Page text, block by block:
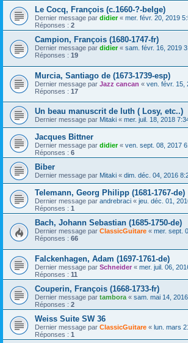
Le Cocq, François (c.1660-?-belge)
Dernier message par didier« mer. févr. 20, 2019
Réponses : 2
Campion, François (1680-1747-fr)
Dernier message par didier« sam. févr. 16, 2019
Réponses : 19
Murcia, Santiago de (1673-1739-esp)
Dernier message par Jazz cancan « ven. févr. 15,
Réponses : 17
Un beau manuscrit de luth ( Losy, etc..)
Dernier message par Mitaki « mer. juil. 18, 2018
Jacques Bittner
Dernier message par didier« ven. sept. 08, 2017
Réponses : 6
Biber
Dernier message par Mitaki « dim. déc. 04, 2016
Telemann, Georg Philipp (1681-1767-de)
Dernier message par andrebraci « jeu. déc. 01,
Réponses : 1
Bach, Johann Sebastian (1685-1750-de)
Dernier message par ClassicGuitare « mer. sept.
Réponses : 66
Falckenhagen, Adam (1697-1761-de)
Dernier message par Schneider « mer. juil. 06,
Réponses : 11
Couperin, François (1668-1733-fr)
Dernier message par tambora « sam. mai 14,
Réponses : 2
Weiss Suite SW 36
Dernier message par ClassicGuitare « lun. mars
Réponses : 1